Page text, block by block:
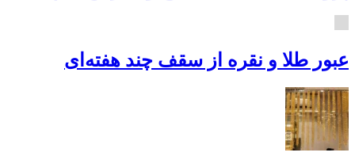
عبور طلا و نقره از سقف چند هفته‌ای